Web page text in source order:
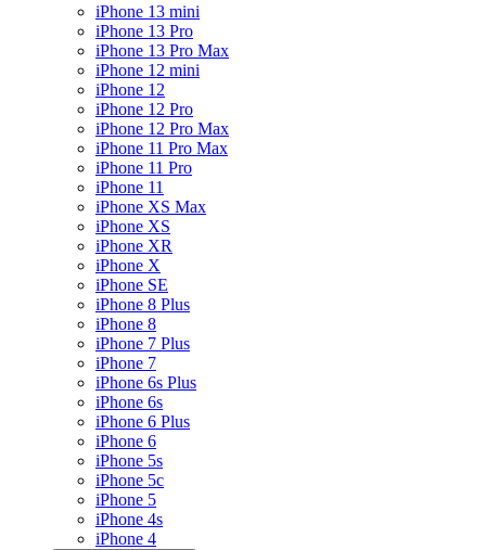
iPhone 13 mini
iPhone 13 Pro
iPhone 13 Pro Max
iPhone 12 mini
iPhone 12
iPhone 12 Pro
iPhone 12 Pro Max
iPhone 11 Pro Max
iPhone 11 Pro
iPhone 11
iPhone XS Max
iPhone XS
iPhone XR
iPhone X
iPhone SE
iPhone 8 Plus
iPhone 8
iPhone 7 Plus
iPhone 7
iPhone 6s Plus
iPhone 6s
iPhone 6 Plus
iPhone 6
iPhone 5s
iPhone 5c
iPhone 5
iPhone 4s
iPhone 4